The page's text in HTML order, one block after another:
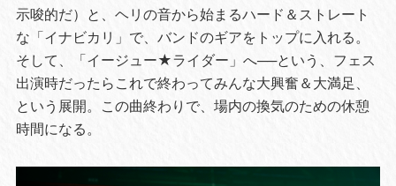
示唆的だ）と、ヘリの音から始まるハード＆ストレート
な「イナビカリ」で、バンドのギアをトップに入れる。
そして、「イージュー★ライダー」へ──という、フェス
出演時だったらこれで終わってみんな大興奮＆大満足、
という展開。この曲終わりで、場内の換気のための休憩
時間になる。